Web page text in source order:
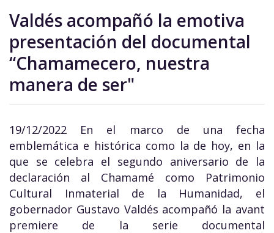
Valdés acompañó la emotiva
presentación del documental
“Chamamecero, nuestra
manera de ser"
19/12/2022 En el marco de una fecha
emblemática e histórica como la de hoy, en la
que se celebra el segundo aniversario de la
declaración al Chamamé como Patrimonio
Cultural Inmaterial de la Humanidad, el
gobernador Gustavo Valdés acompañó la avant
premiere de la serie documental